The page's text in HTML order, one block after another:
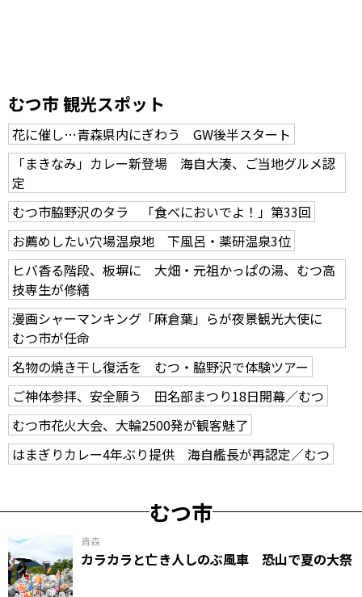
むつ市 観光スポット
花に催し…青森県内にぎわう GW後半スタート
「まきなみ」カレー新登場 海自大湊、ご当地グルメ認
定
むつ市脇野沢のタラ 「食べにおいでよ！」第33回
お薦めしたい穴場温泉地 下風呂・薬研温泉3位
ヒバ香る階段、板塀に 大畑・元祖かっぱの湯、むつ高
技専生が修繕
漫画シャーマンキング「麻倉葉」らが夜景観光大使に
むつ市が任命
名物の焼き干し復活を むつ・脇野沢で体験ツアー
ご神体参拝、安全願う 田名部まつり18日開幕／むつ
むつ市花火大会、大輪2500発が観客魅了
はまぎりカレー4年ぶり提供 海自艦長が再認定／むつ
むつ市
青森
カラカラと亡き人しのぶ風車 恐山で夏の大祭